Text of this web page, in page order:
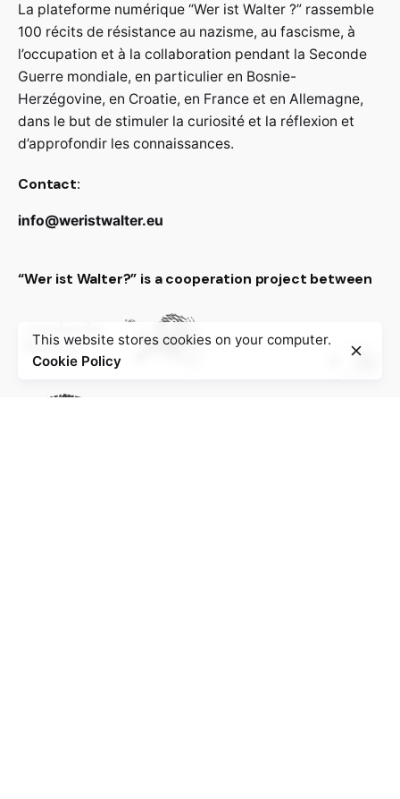
La plateforme numérique “Wer ist Walter ?” rassemble
100 récits de résistance au nazisme, au fascisme, à
l’occupation et à la collaboration pendant la Seconde
Guerre mondiale, en particulier en Bosnie-
Herzégovine, en Croatie, en France et en Allemagne,
dans le but de stimuler la curiosité et la réflexion et
d’approfondir les connaissances.
Contact:
info@weristwalter.eu
“Wer ist Walter?” is a cooperation project between
This website stores cookies on your computer.
Cookie Policy